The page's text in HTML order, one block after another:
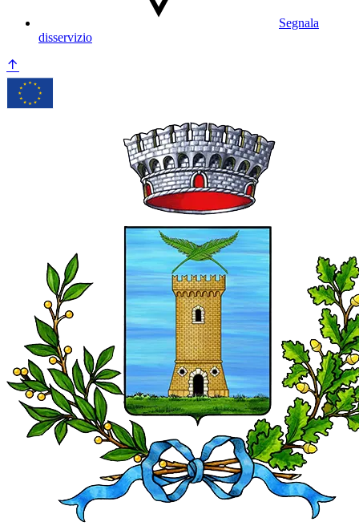
Segnala
disservizio